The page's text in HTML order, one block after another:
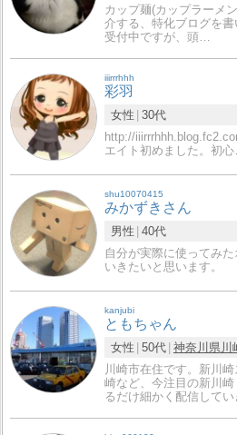
カップ麺(カップラーメ
介する、特化ブログを
受付中ですが、頭…
iiirrrhhh
彩羽
女性 30代
http://
エイト初めました。初心
shu10070415
みかずきさん
男性 40代
自分が実際に使ってみ
いきたいと思います。
kanjubi
ともちゃん
女性 50代 神奈川県川
川崎市在住です。新川
崎など、今注目の新川
るだけ細かく配信してい